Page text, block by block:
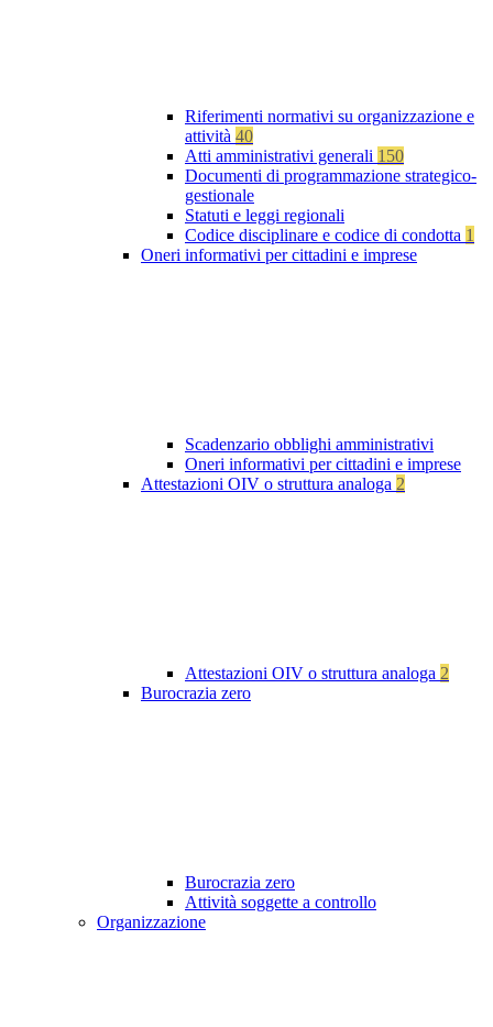
Riferimenti normativi su organizzazione e
attività 40
Atti amministrativi generali 150
Documenti di programmazione strategico-
gestionale
Statuti e leggi regionali
Codice disciplinare e codice di condotta 1
Oneri informativi per cittadini e imprese
Scadenzario obblighi amministrativi
Oneri informativi per cittadini e imprese
Attestazioni OIV o struttura analoga 2
Attestazioni OIV o struttura analoga 2
Burocrazia zero
Burocrazia zero
Attività soggette a controllo
Organizzazione